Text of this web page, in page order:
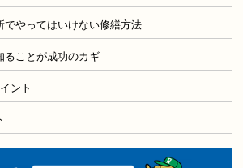
でやってはいけない修繕方法
ることが成功のカギ
ント